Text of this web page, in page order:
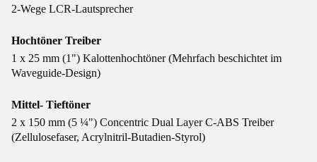
2-Wege LCR-Lautsprecher
Hochtöner Treiber
1 x 25 mm (1") Kalottenhochtöner (Mehrfach beschichtet im
Waveguide-Design)
Mittel- Tieftöner
2 x 150 mm (5 ¼") Concentric Dual Layer C-ABS Treiber
(Zellulosefaser, Acrylnitril-Butadien-Styrol)